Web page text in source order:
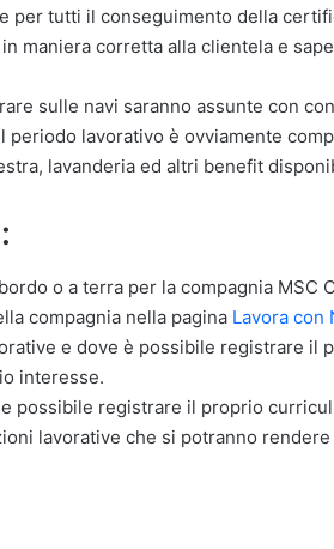
per tutti il conseguimento della
maniera corretta alla clientela e
sulle navi saranno assunte con
periodo lavorativo è ovviamente
lavanderia ed altri benefit
o a terra per la compagnia MSC
compagnia nella pagina Lavora con
e dove è possibile registrare il
interesse.
possibile registrare il proprio
lavorative che si potranno